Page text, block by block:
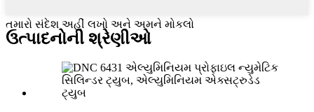
તમારો સંદેશ અહીં લખો અને અમને મોકલો
ઉત્પાદનોની શ્રેણીઓ